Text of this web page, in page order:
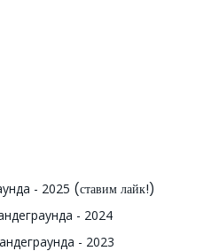
- 2025 (ставим лайк!)
- 2024
- 2023